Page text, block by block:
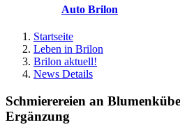
Auto Brilon
Startseite
Leben in Brilon
Brilon aktuell!
News Details
Schmierereien an
Ergänzung